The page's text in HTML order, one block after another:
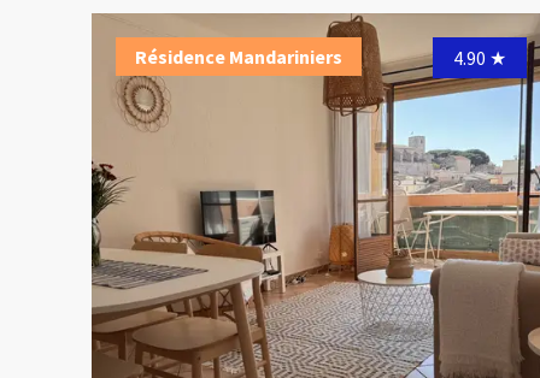
Résidence Mandariniers 4.90 ★